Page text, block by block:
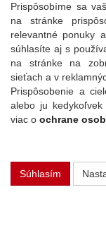
O nás
Kontakt
Služby
Aktuality
NOVINKY NA
Viac informácií o tejto
Prispôsobíme sa
na stránke
relevantné ponuky
súhlasíte aj s
na stránke na
sieťach a v
Prispôsobenie a
alebo ju
viac o ochrane
Súhlasím